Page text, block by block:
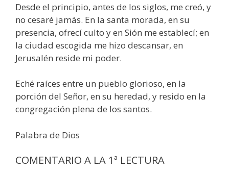
Desde el principio, antes de los siglos, me creó, y
no cesaré jamás. En la santa morada, en su
presencia, ofrecí culto y en Sión me establecí; en
la ciudad escogida me hizo descansar, en
Jerusalén reside mi poder.
Eché raíces entre un pueblo glorioso, en la
porción del Señor, en su heredad, y resido en la
congregación plena de los santos.
Palabra de Dios
COMENTARIO A LA 1ª LECTURA